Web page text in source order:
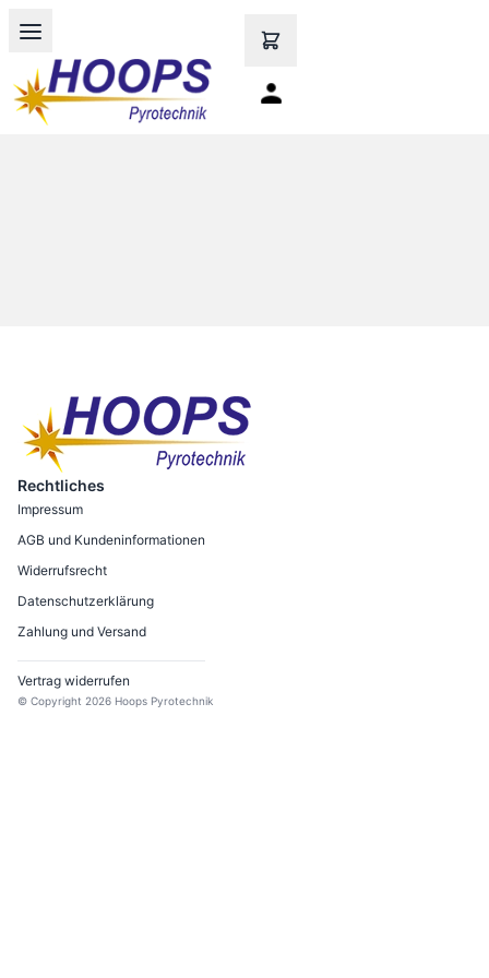
Open main menu
Rechtliches
Impressum
AGB und Kundeninformationen
Widerrufsrecht
Datenschutzerklärung
Zahlung und Versand
Vertrag widerrufen
© Copyright 2026 Hoops Pyrotechnik